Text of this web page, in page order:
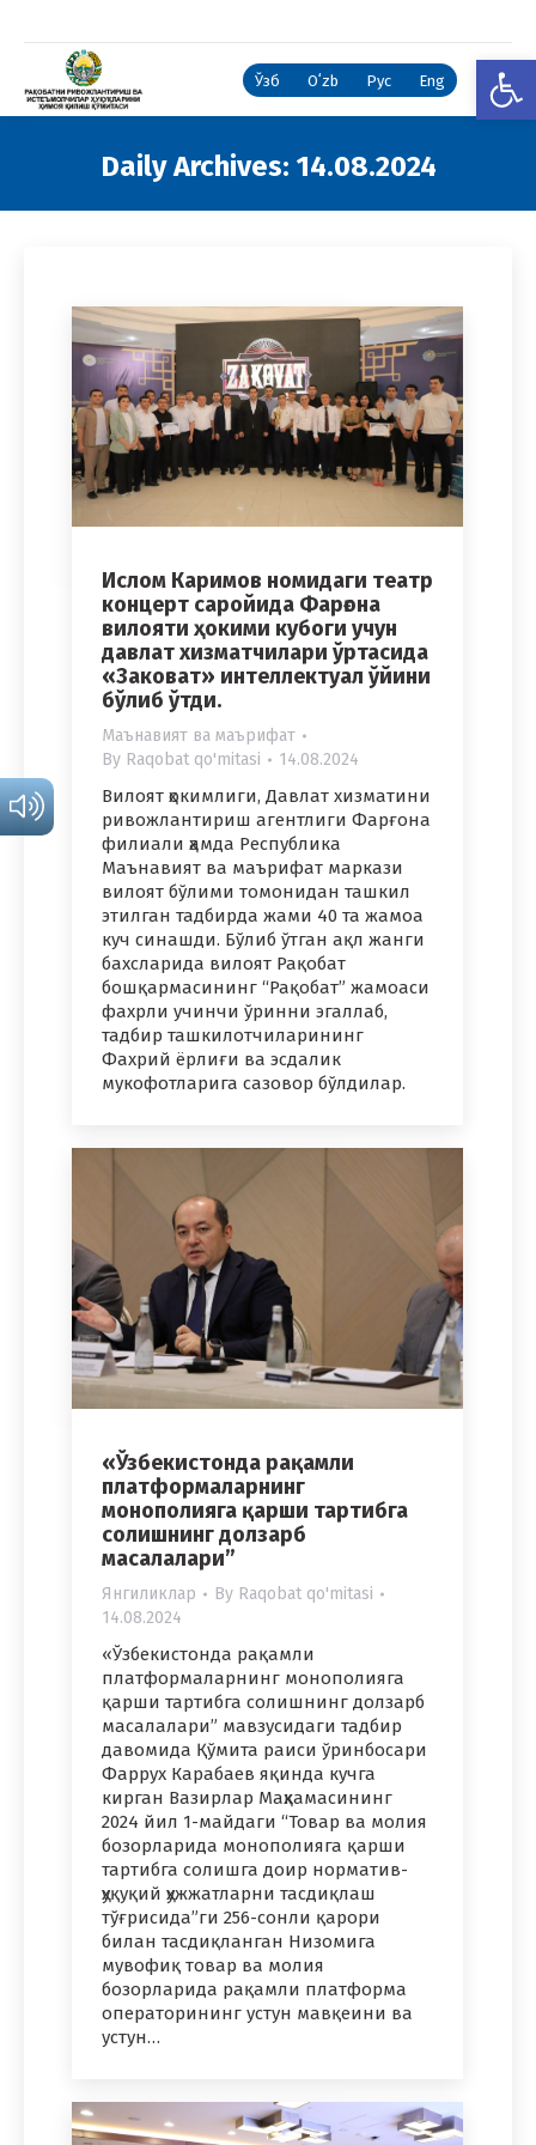
Ўзб Oʻzb Рус Eng
Daily Archives: 14.08.2024
Ислом Каримов номидаги театр
концерт саройида Фарғона
вилояти ҳокими кубоги учун
давлат хизматчилари ўртасида
«Заковат» интеллектуал ўйини
бўлиб ўтди.
Маънавият ва маърифат
By Raqobat qo'mitasi 14.08.2024
Вилоят ҳокимлиги, Давлат хизматини
ривожлантириш агентлиги Фарғона
филиали ҳамда Республика
Маънавият ва маърифат маркази
вилоят бўлими томонидан ташкил
этилган тадбирда жами 40 та жамоа
куч синашди. Бўлиб ўтган ақл жанги
бахсларида вилоят Рақобат
бошқармасининг “Рақобат” жамоаси
фахрли учинчи ўринни эгаллаб,
тадбир ташкилотчиларининг
Фахрий ёрлиғи ва эсдалик
мукофотларига сазовор бўлдилар.
«Ўзбекистонда рақамли
платформаларнинг
монополияга қарши тартибга
солишнинг долзарб
масалалари”
Янгиликлар By Raqobat qo'mitasi
14.08.2024
«Ўзбекистонда рақамли
платформаларнинг монополияга
қарши тартибга солишнинг долзарб
масалалари” мавзусидаги тадбир
давомида Қўмита раиси ўринбосари
Фаррух Карабаев яқинда кучга
кирган Вазирлар Маҳкамасининг
2024 йил 1-майдаги “Товар ва молия
бозорларида монополияга қарши
тартибга солишга доир норматив-
ҳуқуқий ҳужжатларни тасдиқлаш
тўғрисида”ги 256-сонли қарори
билан тасдиқланган Низомига
мувофиқ товар ва молия
бозорларида рақамли платформа
операторининг устун мавқеини ва
устун…